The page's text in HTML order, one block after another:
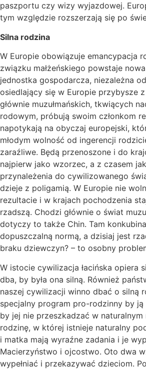
paszportu czy wizy wyjazdowej.
tym względzie rozszerzają się po
Silna rodzina
W Europie obowiązuje emancypacja
związku małżeńskiego powstaje
jednostka gospodarcza, niezależna
osiedlający się w Europie przybysze
głównie muzułmańskich, tkwiących
rodowym, próbują swoim członkom
napotykają na obyczaj europejski,
młodym wolność od ingerencji
zaraźliwe. Będą przenoszone i do
najpierw jako wzorzec, a z czasem
przynależenia do cywilizowanego
dzieje z poligamią. W Europie nie
rezultacie i w krajach pochodzenia
rzadszą. Chodzi głównie o świat
dotyczy to także Chin. Tam
dopuszczalną normą, a dzisiaj jest
braku dziewczyn? – to osobny
W istocie cywilizacja łacińska opiera
dba, by była ona silną. Również
naszej cywilizacji winno dbać o silną
specjalny program pro-rodzinny by ją
by jej nie przeszkadzać w
rodzinę, w której istnieje naturalny
i matka mają wyraźne zadania i je
Macierzyństwo i ojcostwo. Oto dwa
wypełniać i przekazywać dzieciom.